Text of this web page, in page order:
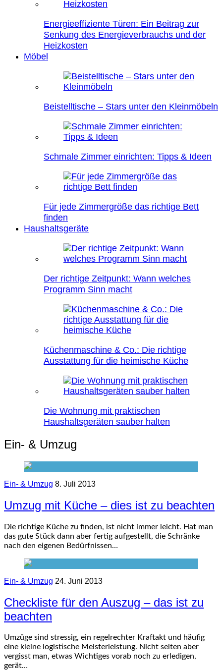
Energieeffiziente Türen: Ein Beitrag zur
Senkung des Energieverbrauchs und der
Heizkosten
Möbel
Beistelltische – Stars unter den Kleinmöbeln
Schmale Zimmer einrichten: Tipps & Ideen
Für jede Zimmergröße das richtige Bett
finden
Haushaltsgeräte
Der richtige Zeitpunkt: Wann welches
Programm Sinn macht
Küchenmaschine & Co.: Die richtige
Ausstattung für die heimische Küche
Die Wohnung mit praktischen
Haushaltsgeräten sauber halten
Ein- & Umzug
Ein- & Umzug 8. Juli 2013
Umzug mit Küche – dies ist zu beachten
Die richtige Küche zu finden, ist nicht immer leicht. Hat man
das gute Stück dann aber fertig aufgestellt, die Schränke
nach den eigenen Bedürfnissen…
Ein- & Umzug 24. Juni 2013
Checkliste für den Auszug – das ist zu
beachten
Umzüge sind stressig, ein regelrechter Kraftakt und häufig
eine kleine logistische Meisterleistung. Nicht selten aber
vergisst man, etwas Wichtiges vorab noch zu erledigen,
gerät…